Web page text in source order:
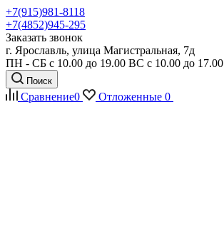
+7(915)981-8118
+7(4852)945-295
Заказать звонок
г. Ярославль, улица Магистральная, 7д
ПН - СБ с 10.00 до 19.00 ВС с 10.00 до 17.00
Поиск
Сравнение0 Отложенные 0